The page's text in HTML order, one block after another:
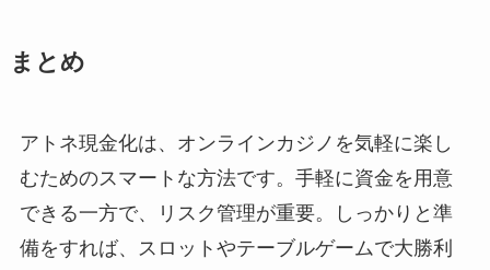
まとめ
アトネ現金化は、オンラインカジノを気軽に楽し
むためのスマートな方法です。手軽に資金を用意
できる一方で、リスク管理が重要。しっかりと準
備をすれば、スロットやテーブルゲームで大勝利